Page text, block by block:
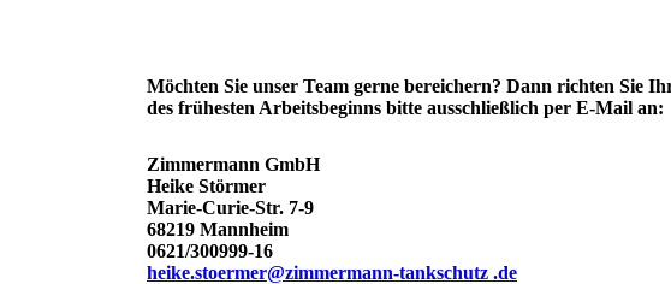
Möchten Sie unser Team gerne bereichern? Dann richten Sie
des frühesten Arbeitsbeginns bitte ausschließlich per E-Mail an:
Zimmermann GmbH
Heike Störmer
Marie-Curie-Str. 7-9
68219 Mannheim
0621/300999-16
heike.stoermer@zimmermann-tankschutz .de